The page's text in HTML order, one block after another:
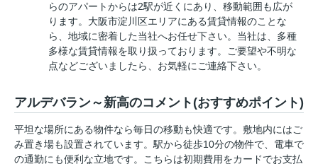
らのアパートからは2駅が近くにあり、移動範囲も広が
ります。大阪市淀川区エリアにある賃貸情報のことな
ら、地域に密着した当社へお任せ下さい。当社は、多種
多様な賃貸情報を取り扱っております。ご要望や不明な
点などございましたら、お気軽にご連絡下さい。
アルデバラン～新高のコメント(おすすめポイント)
平坦な場所にある物件なら毎日の移動も快適です。敷地内にはご
み置き場も設置されています。駅から徒歩10分の物件で、電車で
の通勤にも便利な立地です。こちらは初期費用をカードでお支払